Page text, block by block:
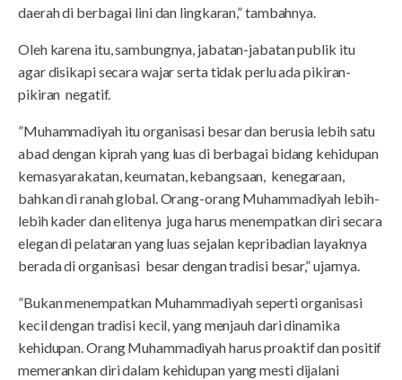
daerah di berbagai lini dan lingkaran,” tambahnya.
Oleh karena itu, sambungnya, jabatan-jabatan publik itu
agar disikapi secara wajar serta tidak perlu ada pikiran-
pikiran negatif.
”Muhammadiyah itu organisasi besar dan berusia lebih satu
abad dengan kiprah yang luas di berbagai bidang kehidupan
kemasyarakatan, keumatan, kebangsaan, kenegaraan,
bahkan di ranah global. Orang-orang Muhammadiyah lebih-
lebih kader dan elitenya juga harus menempatkan diri secara
elegan di pelataran yang luas sejalan kepribadian layaknya
berada di organisasi besar dengan tradisi besar,” ujarnya.
”Bukan menempatkan Muhammadiyah seperti organisasi
kecil dengan tradisi kecil, yang menjauh dari dinamika
kehidupan. Orang Muhammadiyah harus proaktif dan positif
memerankan diri dalam kehidupan yang mesti dijalani